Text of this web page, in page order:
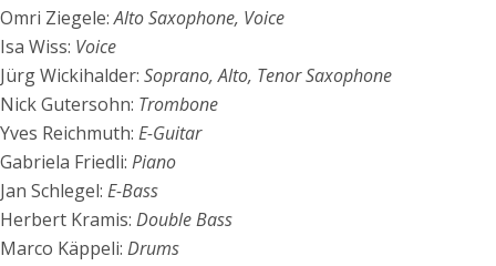
Omri Ziegele:Alto Saxophone, Voice
Isa Wiss: Voice
Jürg Wickihalder: Soprano, Alto, Tenor Saxophone
Nick Gutersohn: Trombone
Yves Reichmuth: E-Guitar
Gabriela Friedli: Piano
Jan Schlegel: E-Bass
Herbert Kramis: Double Bass
Marco Käppeli: Drums